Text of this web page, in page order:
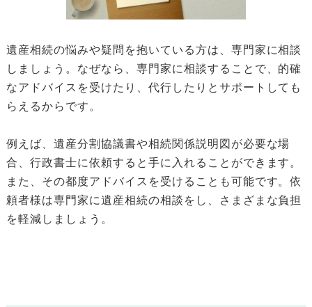
遺産相続の悩みや疑問を抱いている方は、専門家に相談
しましょう。なぜなら、専門家に相談することで、的確
なアドバイスを受けたり、代行したりとサポートしても
らえるからです。
例えば、遺産分割協議書や相続関係説明図が必要な場
合、行政書士に依頼すると手に入れることができます。
また、その都度アドバイスを受けることも可能です。依
頼者様は専門家に遺産相続の相談をし、さまざまな負担
を軽減しましょう。